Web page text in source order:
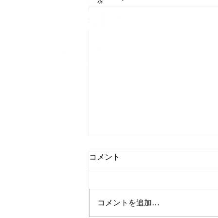
コメント
コメントを追加…